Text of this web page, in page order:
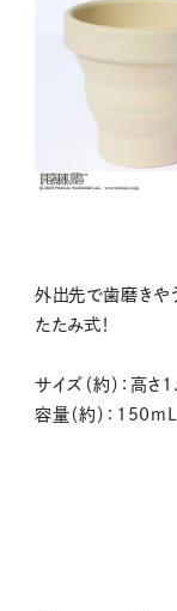
外出先で歯磨きや
たたみ式！
サイズ（約）：高
容量（約）：150mL